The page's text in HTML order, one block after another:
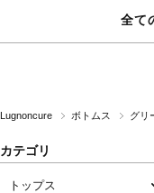
全て
Lugnoncure ボトムス グリ
カテゴリ
トップス